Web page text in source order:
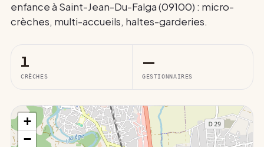
enfance à Saint-Jean-Du-Falga (09100) : micro-
crèches, multi-accueils, haltes-garderies.
1
CRÈCHES
—
GESTIONNAIRES
+
−